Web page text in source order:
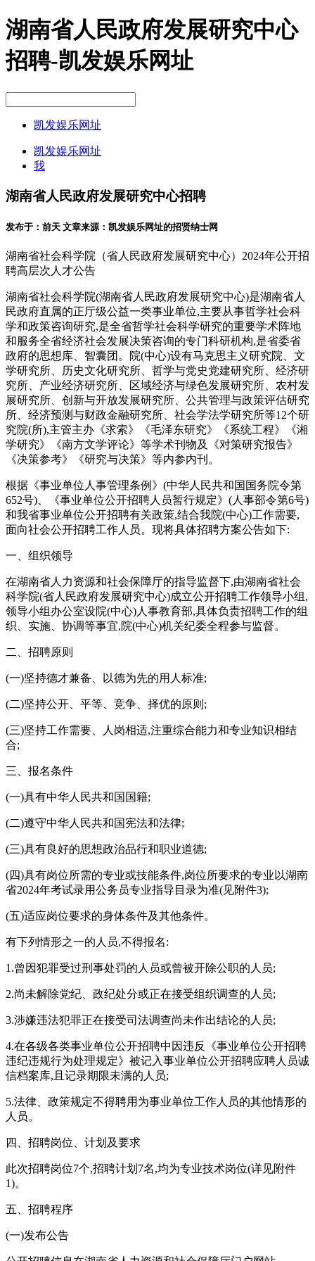
湖南省人民政府发展研究中心
招聘-凯发娱乐网址
凯发娱乐网址
凯发娱乐网址
我
湖南省人民政府发展研究中心招聘
发布于： 前天 文章来源：凯发娱乐网址的招贤纳士网
湖南省社会科学院（省人民政府发展研究中心）2024年公开招
聘高层次人才公告
湖南省社会科学院(湖南省人民政府发展研究中心)是湖南省人
民政府直属的正厅级公益一类事业单位,主要从事哲学社会科
学和政策咨询研究,是全省哲学社会科学研究的重要学术阵地
和服务全省经济社会发展决策咨询的专门科研机构,是省委省
政府的思想库、智囊团。院(中心)设有马克思主义研究院、文
学研究所、历史文化研究所、哲学与党史党建研究所、经济研
究所、产业经济研究所、区域经济与绿色发展研究所、农村发
展研究所、创新与开放发展研究所、公共管理与政策评估研究
所、经济预测与财政金融研究所、社会学法学研究所等12个研
究院(所),主管主办《求索》《毛泽东研究》《系统工程》《湘
学研究》《南方文学评论》等学术刊物及《对策研究报告》
《决策参考》《研究与决策》等内参内刊。
根据《事业单位人事管理条例》(中华人民共和国国务院令第
652号)、《事业单位公开招聘人员暂行规定》(人事部令第6号)
和我省事业单位公开招聘有关政策,结合我院(中心)工作需要,
面向社会公开招聘工作人员。现将具体招聘方案公告如下:
一、组织领导
在湖南省人力资源和社会保障厅的指导监督下,由湖南省社会
科学院(省人民政府发展研究中心)成立公开招聘工作领导小组,
领导小组办公室设院(中心)人事教育部,具体负责招聘工作的组
织、实施、协调等事宜,院(中心)机关纪委全程参与监督。
二、招聘原则
(一)坚持德才兼备、以德为先的用人标准;
(二)坚持公开、平等、竞争、择优的原则;
(三)坚持工作需要、人岗相适,注重综合能力和专业知识相结
合;
三、报名条件
(一)具有中华人民共和国国籍;
(二)遵守中华人民共和国宪法和法律;
(三)具有良好的思想政治品行和职业道德;
(四)具有岗位所需的专业或技能条件,岗位所要求的专业以湖南
省2024年考试录用公务员专业指导目录为准(见附件3);
(五)适应岗位要求的身体条件及其他条件。
有下列情形之一的人员,不得报名:
1.曾因犯罪受过刑事处罚的人员或曾被开除公职的人员;
2.尚未解除党纪、政纪处分或正在接受组织调查的人员;
3.涉嫌违法犯罪正在接受司法调查尚未作出结论的人员;
4.在各级各类事业单位公开招聘中因违反《事业单位公开招聘
违纪违规行为处理规定》被记入事业单位公开招聘应聘人员诚
信档案库,且记录期限未满的人员;
5.法律、政策规定不得聘用为事业单位工作人员的其他情形的
人员。
四、招聘岗位、计划及要求
此次招聘岗位7个,招聘计划7名,均为专业技术岗位(详见附件
1)。
五、招聘程序
(一)发布公告